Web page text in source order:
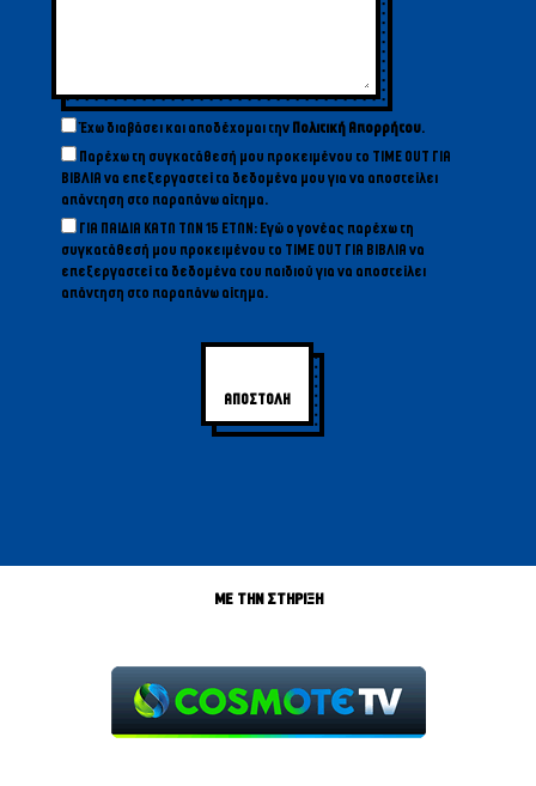
Έχω διαβάσει και αποδέχομαι την Πολιτική Απορρήτου.
Παρέχω τη συγκατάθεσή μου προκειμένου το TIME OUT ΓΙΑ
ΒΙΒΛΙΑ να επεξεργαστεί τα δεδομένα μου για να αποστείλει
απάντηση στο παραπάνω αίτημα.
ΓΙΑ ΠΑΙΔΙΑ ΚΑΤΩ ΤΩΝ 15 ΕΤΩΝ: Εγώ ο γονέας παρέχω τη
συγκατάθεσή μου προκειμένου το TIME OUT ΓΙΑ ΒΙΒΛΙΑ να
επεξεργαστεί τα δεδομένα του παιδιού για να αποστείλει
απάντηση στο παραπάνω αίτημα.
ΜΕ ΤΗΝ ΣΤΗΡΙΞΗ